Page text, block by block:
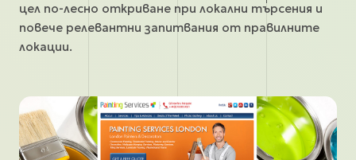
цел по-лесно откриване при локални търсения и
повече релевантни запитвания от правилните
локации.